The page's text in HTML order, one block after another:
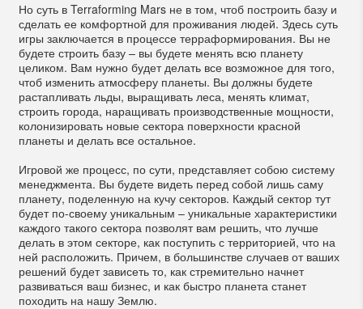
Но суть в Terraforming Mars не в том, чтоб построить базу и
сделать ее комфортной для проживания людей. Здесь суть
игры заключается в процессе терраформирования. Вы не
будете строить базу – вы будете менять всю планету
целиком. Вам нужно будет делать все возможное для того,
чтоб изменить атмосферу планеты. Вы должны будете
растапливать льды, выращивать леса, менять климат,
строить города, наращивать производственные мощности,
колонизировать новые сектора поверхности красной
планеты и делать все остальное.
Игровой же процесс, по сути, представляет собою систему
менеджмента. Вы будете видеть перед собой лишь саму
планету, поделенную на кучу секторов. Каждый сектор тут
будет по-своему уникальным – уникальные характеристики
каждого такого сектора позволят вам решить, что лучше
делать в этом секторе, как поступить с территорией, что на
ней расположить. Причем, в большинстве случаев от ваших
решений будет зависеть то, как стремительно начнет
развиваться ваш бизнес, и как быстро планета станет
походить на нашу Землю.